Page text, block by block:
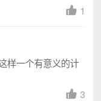
1
样一个有意义的计
3